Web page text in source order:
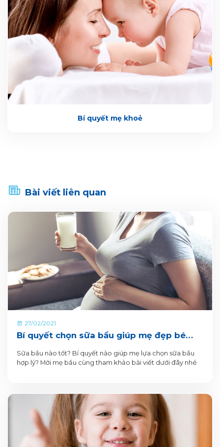
Bí quyết mẹ khoẻ
Bài viết liên quan
27/02/2021
Bí quyết chọn sữa bầu giúp mẹ đẹp bé
Sữa bầu nào tốt? Bí quyết nào giúp mẹ lựa chọn sữa bầu
hợp lý? Mời mẹ bầu cùng tham khảo bài viết dưới đây nhé